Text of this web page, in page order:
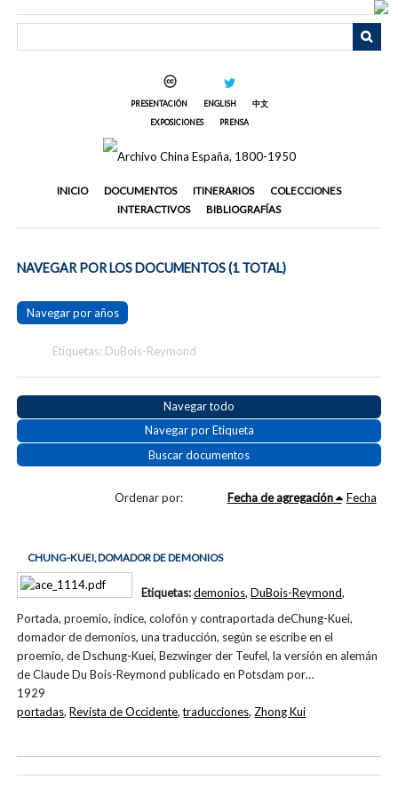
PRESENTACIÓN ENGLISH
中文
EXPOSICIONES
PRENSA
INICIO DOCUMENTOS ITINERARIOS
COLECCIONES
INTERACTIVOS
BIBLIOGRAFÍAS
NAVEGAR POR LOS DOCUMENTOS (1 TOTAL)
Navegar por años
Etiquetas: DuBois-Reymond
Navegar todo
Navegar por Etiqueta
Buscar documentos
Ordenar por: Fecha de agregación Fecha
CHUNG-KUEI, DOMADOR DE DEMONIOS
Portada, proemio, índice, colofón y contraportada deChung-Kuei,
domador de demonios, una traducción, según se escribe en el
proemio, de Dschung-Kuei, Bezwinger der Teufel, la versión en alemán
de Claude Du Bois-Reymond publicado en Potsdam por…
1929
Etiquetas:demonios, DuBois-Reymond,
portadas,Revista de Occidente,traducciones,Zhong Kui